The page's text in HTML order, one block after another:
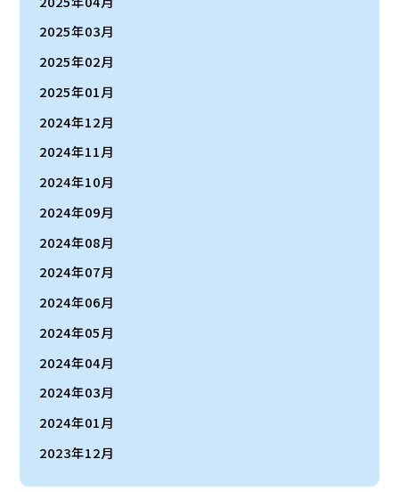
2025年03月
2025年02月
2025年01月
2024年12月
2024年11月
2024年10月
2024年09月
2024年08月
2024年07月
2024年06月
2024年05月
2024年04月
2024年03月
2024年01月
2023年12月